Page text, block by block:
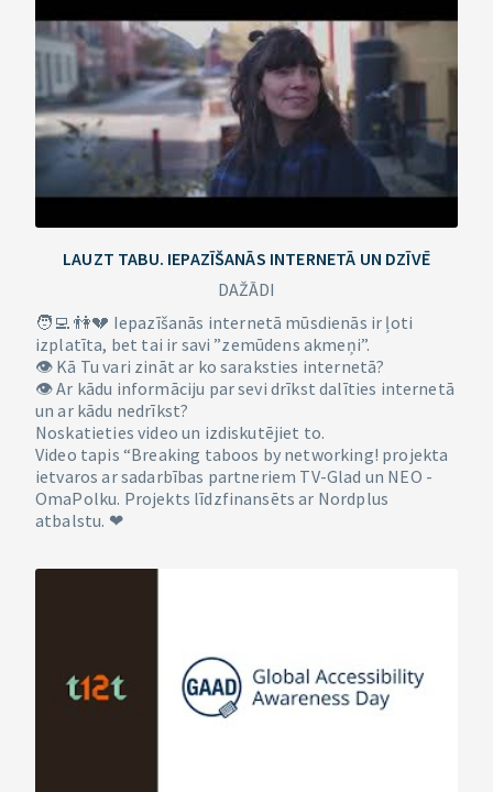
LAUZT TABU. IEPAZĪŠANĀS INTERNETĀ UN DZĪVĒ
DAŽĀDI
🧑‍💻 👫💔 Iepazīšanās internetā mūsdienās ir ļoti
izplatīta, bet tai ir savi ”zemūdens akmeņi”.
👁 Kā Tu vari zināt ar ko saraksties internetā?
👁 Ar kādu informāciju par sevi drīkst dalīties internetā
un ar kādu nedrīkst?
Noskatieties video un izdiskutējiet to.
Video tapis “Breaking taboos by networking! projekta
ietvaros ar sadarbības partneriem TV-Glad un NEO -
OmaPolku. Projekts līdzfinansēts ar Nordplus
atbalstu. ❤